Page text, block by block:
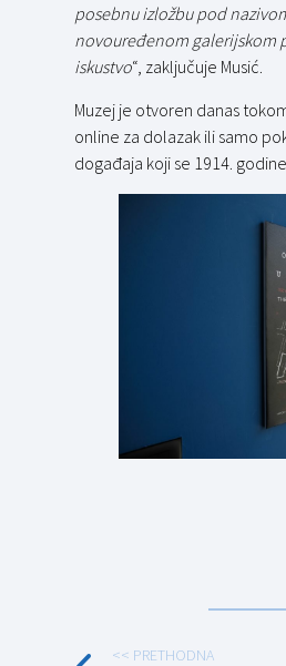
posebnu izložbu pod
novouređenom galerijskom
iskustvo“, zaključuje Musić.
Muzej je otvoren danas
online za dolazak ili samo
događaja koji se 1914.
<< PRETHODNA